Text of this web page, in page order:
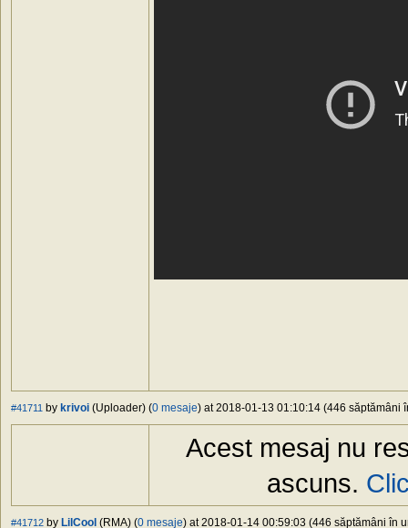
#41711 by krivoi (Uploader) (0 mesaje) at 2018-01-13 01:10:14 (446 săptămâni
Acest mesaj nu
ascuns.
#41712 by LilCool (RMA) (0 mesaje) at 2018-01-14 00:59:03 (446 săptămâni în